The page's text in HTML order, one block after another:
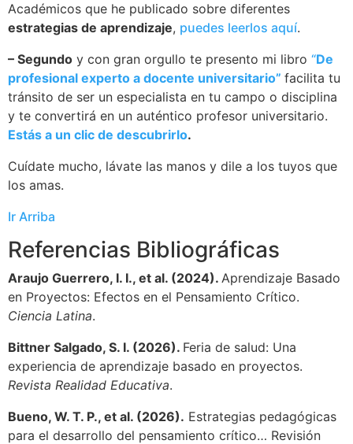
Académicos que he publicado sobre diferentes
estrategias de aprendizaje, puedes leerlos aquí.
– Segundo y con gran orgullo te presento mi libro “De
profesional experto a docente universitario” facilita tu
tránsito de ser un especialista en tu campo o disciplina
y te convertirá en un auténtico profesor universitario.
Estás a un clic de descubrirlo.
Cuídate mucho, lávate las manos y dile a los tuyos que
los amas.
Ir Arriba
Referencias Bibliográficas
Araujo Guerrero, I. I., et al. (2024). Aprendizaje Basado
en Proyectos: Efectos en el Pensamiento Crítico.
Ciencia Latina.
Bittner Salgado, S. I. (2026). Feria de salud: Una
experiencia de aprendizaje basado en proyectos.
Revista Realidad Educativa.
Bueno, W. T. P., et al. (2026). Estrategias pedagógicas
para el desarrollo del pensamiento crítico… Revisión